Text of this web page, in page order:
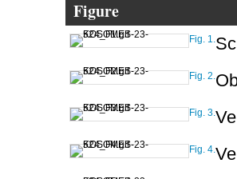
Figure
Fig. 1.
Fig. 2.
Fig. 3.
Fig. 4.